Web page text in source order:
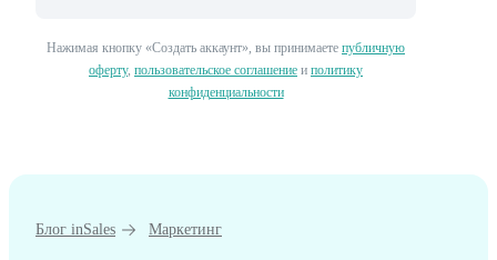
Нажимая кнопку «Создать аккаунт», вы принимаете публичную
оферту, пользовательское соглашение и политику
конфиденциальности
Блог inSales Маркетинг